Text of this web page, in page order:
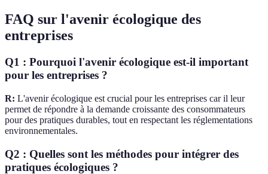
FAQ sur l'avenir écologique des
entreprises
Q1 : Pourquoi l'avenir écologique est-il important
pour les entreprises ?
R: L'avenir écologique est crucial pour les entreprises car il leur
permet de répondre à la demande croissante des consommateurs
pour des pratiques durables, tout en respectant les réglementations
environnementales.
Q2 : Quelles sont les méthodes pour intégrer des
pratiques écologiques ?